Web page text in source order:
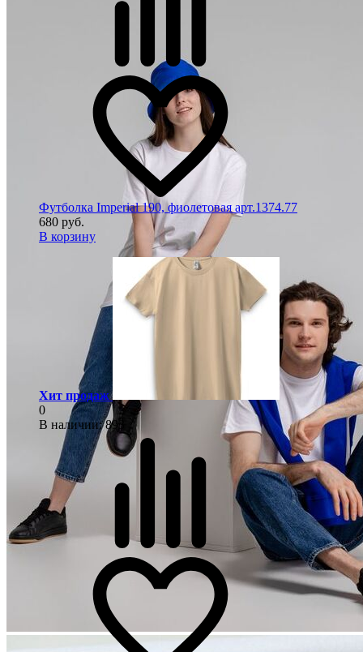
Футболка Imperial 190, фиолетовая арт.1374.77
680 руб.
В корзину
Хит продаж
0
В наличии: 893